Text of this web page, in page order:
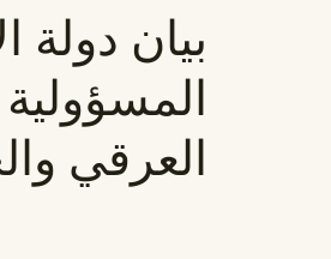
بيان دولة
العرقي